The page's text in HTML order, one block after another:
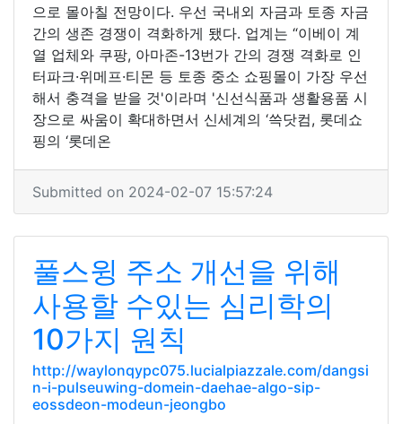
으로 몰아칠 전망이다. 우선 국내외 자금과 토종 자금
간의 생존 경쟁이 격화하게 됐다. 업계는 “이베이 계
열 업체와 쿠팡, 아마존-13번가 간의 경쟁 격화로 인
터파크·위메프·티몬 등 토종 중소 쇼핑몰이 가장 우선
해서 충격을 받을 것'이라며 '신선식품과 생활용품 시
장으로 싸움이 확대하면서 신세계의 ‘쓱닷컴, 롯데쇼
핑의 ‘롯데온
Submitted on 2024-02-07 15:57:24
풀스윙 주소 개선을 위해
사용할 수있는 심리학의
10가지 원칙
http://waylonqypc075.lucialpiazzale.com/dangsi
n-i-pulseuwing-domein-daehae-algo-sip-
eossdeon-modeun-jeongbo